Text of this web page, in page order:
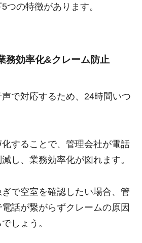
つの特徴があります。
務効率化&クレーム防止
で対応するため、24時間いつ
することで、管理会社が電話
し、業務効率化が図れます。
で空室を確認したい場合、管
話が繋がらずクレームの原因
しょう。